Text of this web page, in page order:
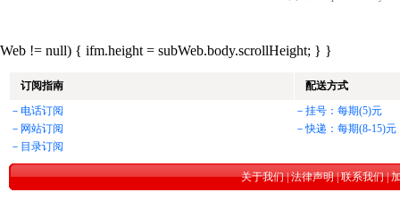
Web != null) { ifm.height = subWeb.body.scrollHeight; } }